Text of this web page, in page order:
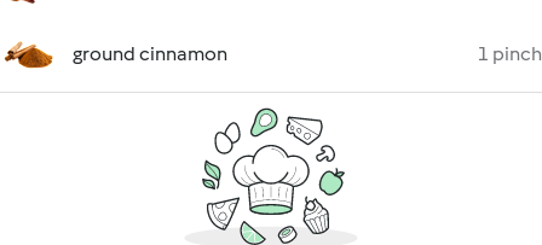
ground cinnamon 1 pinch